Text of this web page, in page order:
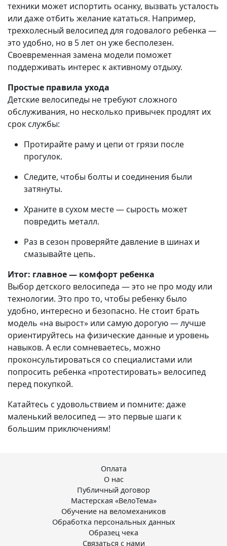
техники может испортить осанку, вызвать усталость
или даже отбить желание кататься. Например,
трехколесный велосипед для годовалого ребенка —
это удобно, но в 5 лет он уже бесполезен.
Своевременная замена модели поможет
поддерживать интерес к активному отдыху.
Простые правила ухода
Детские велосипеды не требуют сложного
обслуживания, но несколько привычек продлят их
срок службы:
Протирайте раму и цепи от грязи после
прогулок.
Следите, чтобы болты и соединения были
затянуты.
Храните в сухом месте — сырость может
повредить металл.
Раз в сезон проверяйте давление в шинах и
смазывайте цепь.
Итог: главное — комфорт ребенка
Выбор детского велосипеда — это не про моду или
технологии. Это про то, чтобы ребенку было
удобно, интересно и безопасно. Не стоит брать
модель «на вырост» или самую дорогую — лучше
ориентируйтесь на физические данные и уровень
навыков. А если сомневаетесь, можно
проконсультироваться со специалистами или
попросить ребенка «протестировать» велосипед
перед покупкой.
Катайтесь с удовольствием и помните: даже
маленький велосипед — это первые шаги к
большим приключениям!
Оплата
О нас
Публичный договор
Мастерская «ВелоТема»
Обучение на веломехаников
Обработка персональных данных
Образец чека
Связаться с нами